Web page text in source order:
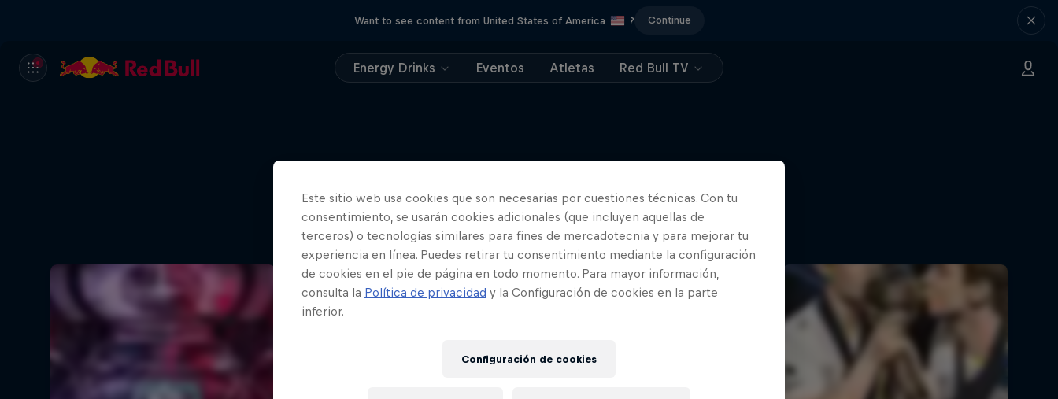
Want to see content from United States of America ? Continue
Energy Drinks Eventos Atletas Red Bull TV
Más contenidos similares
T1 Rose Together
El emotivo regreso del mejor equipo
coreano de esports
ESPORTS
Este sitio web usa cookies que son necesarias por cuestiones técnicas. Con tu
consentimiento, se usarán cookies adicionales (que incluyen aquellas de
terceros) o tecnologías similares para fines de mercadotecnia y para mejorar tu
experiencia en línea. Puedes retirar tu consentimiento mediante la configuración
de cookies en el pie de página en todo momento. Para mayor información,
consulta la Política de privacidad y la Configuración de cookies en la parte
inferior.
Configuración de cookies